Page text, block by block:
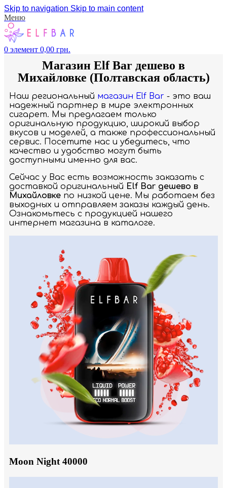
Skip to navigation Skip to main content
Меню
0 элемент 0,00 грн.
Магазин Elf Bar дешево в
Михайловке (Полтавская область)
Наш региональный магазин Elf Bar - это ваш
надежный партнер в мире электронных
сигарет. Мы предлагаем только
оригинальную продукцию, широкий выбор
вкусов и моделей, а также профессиональный
сервис. Посетите нас и убедитесь, что
качество и удобство могут быть
доступными именно для вас.
Сейчас у Вас есть возможность заказать с
доставкой оригинальный Elf Bar дешево в
Михайловке по низкой цене. Мы работаем без
выходных и отправляем заказы каждый день.
Ознакомьтесь с продукцией нашего
интернет магазина в каталоге.
Moon Night 40000